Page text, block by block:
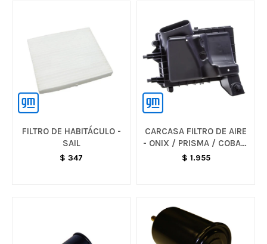
FILTRO DE HABITÁCULO -
SAIL
$ 347
CARCASA FILTRO DE AIRE
- ONIX / PRISMA / COBALT
/ SPIN
$ 1.955